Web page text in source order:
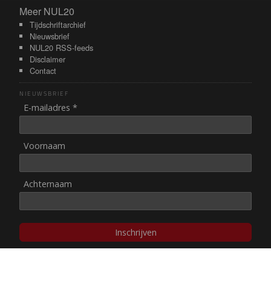
Meer NUL20
Meer NUL20
Tijdschriftarchief
Nieuwsbrief
NUL20 RSS-feeds
Disclaimer
Contact
NIEUWSBRIEF
E-mailadres *
Voornaam
Achternaam
Inschrijven